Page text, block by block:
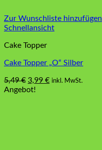
Zur Wunschliste hinzufügen
Schnellansicht
Cake Topper
Cake Topper „O“ Silber
5,49€ Ursprünglicher
Preis
3,99 €Aktueller
inkl. MwSt.
Angebot!